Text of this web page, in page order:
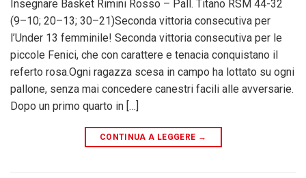
Insegnare Basket Rimini Rosso – Pall. Titano RSM 44-32
(9–10; 20–13; 30–21)Seconda vittoria consecutiva per
l’Under 13 femminile! Seconda vittoria consecutiva per le
piccole Fenici, che con carattere e tenacia conquistano il
referto rosa.Ogni ragazza scesa in campo ha lottato su ogni
pallone, senza mai concedere canestri facili alle avversarie.
Dopo un primo quarto in […]
CONTINUA A LEGGERE →